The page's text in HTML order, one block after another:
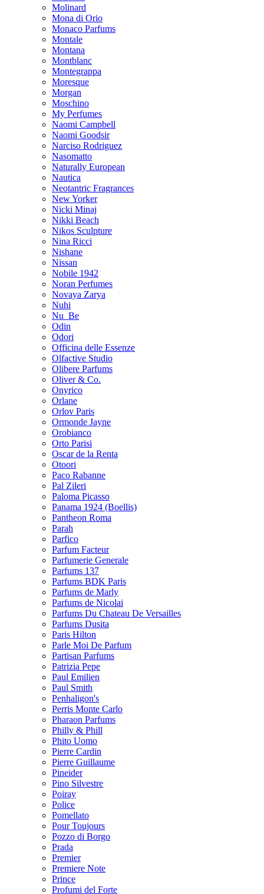
Molinard
Mona di Orio
Monaco Parfums
Montale
Montana
Montblanc
Montegrappa
Moresque
Morgan
Moschino
My Perfumes
Naomi Campbell
Naomi Goodsir
Narciso Rodriguez
Nasomatto
Naturally European
Nautica
Neotantric Fragrances
New Yorker
Nicki Minaj
Nikki Beach
Nikos Sculpture
Nina Ricci
Nishane
Nissan
Nobile 1942
Noran Perfumes
Novaya Zarya
Nuhi
Nu_Be
Odin
Odori
Officina delle Essenze
Olfactive Studio
Olibere Parfums
Oliver & Co.
Onyrico
Orlane
Orlov Paris
Ormonde Jayne
Orobianco
Orto Parisi
Oscar de la Renta
Otoori
Paco Rabanne
Pal Zileri
Paloma Picasso
Panama 1924 (Boellis)
Pantheon Roma
Parah
Parfico
Parfum Facteur
Parfumerie Generale
Parfums 137
Parfums BDK Paris
Parfums de Marly
Parfums de Nicolai
Parfums Du Chateau De Versailles
Parfums Dusita
Paris Hilton
Parle Moi De Parfum
Partisan Parfums
Patrizia Pepe
Paul Emilien
Paul Smith
Penhaligon's
Perris Monte Carlo
Pharaon Parfums
Philly & Phill
Phito Uomo
Pierre Cardin
Pierre Guillaume
Pineider
Pino Silvestre
Poiray
Police
Pomellato
Pour Toujours
Pozzo di Borgo
Prada
Premier
Premiere Note
Prince
Profumi del Forte